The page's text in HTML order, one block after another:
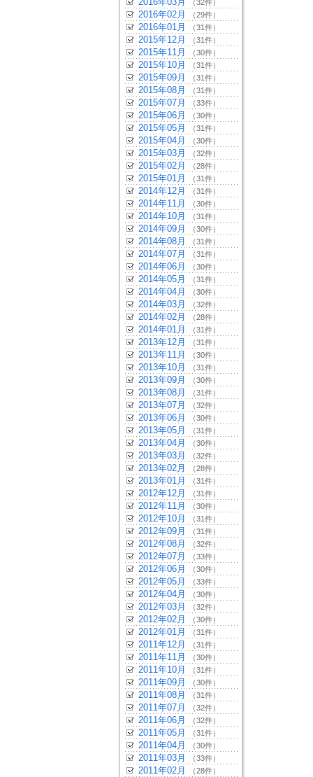
（32件）
2016年02月 （29件）
2016年01月 （31件）
2015年12月 （31件）
2015年11月 （30件）
2015年10月 （31件）
2015年09月 （31件）
2015年08月 （31件）
2015年07月 （33件）
2015年06月 （30件）
2015年05月 （31件）
2015年04月 （30件）
2015年03月 （32件）
2015年02月 （28件）
2015年01月 （31件）
2014年12月 （31件）
2014年11月 （30件）
2014年10月 （31件）
2014年09月 （30件）
2014年08月 （31件）
2014年07月 （31件）
2014年06月 （30件）
2014年05月 （31件）
2014年04月 （30件）
2014年03月 （32件）
2014年02月 （28件）
2014年01月 （31件）
2013年12月 （31件）
2013年11月 （30件）
2013年10月 （31件）
2013年09月 （30件）
2013年08月 （31件）
2013年07月 （32件）
2013年06月 （30件）
2013年05月 （31件）
2013年04月 （30件）
2013年03月 （32件）
2013年02月 （28件）
2013年01月 （31件）
2012年12月 （31件）
2012年11月 （30件）
2012年10月 （31件）
2012年09月 （31件）
2012年08月 （32件）
2012年07月 （33件）
2012年06月 （30件）
2012年05月 （33件）
2012年04月 （30件）
2012年03月 （32件）
2012年02月 （30件）
2012年01月 （31件）
2011年12月 （31件）
2011年11月 （30件）
2011年10月 （31件）
2011年09月 （30件）
2011年08月 （31件）
2011年07月 （32件）
2011年06月 （32件）
2011年05月 （31件）
2011年04月 （30件）
2011年03月 （33件）
2011年02月 （28件）